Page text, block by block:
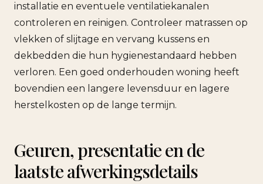
installatie en eventuele ventilatiekanalen
controleren en reinigen. Controleer matrassen op
vlekken of slijtage en vervang kussens en
dekbedden die hun hygienestandaard hebben
verloren. Een goed onderhouden woning heeft
bovendien een langere levensduur en lagere
herstelkosten op de lange termijn.
Geuren, presentatie en de
laatste afwerkingsdetails